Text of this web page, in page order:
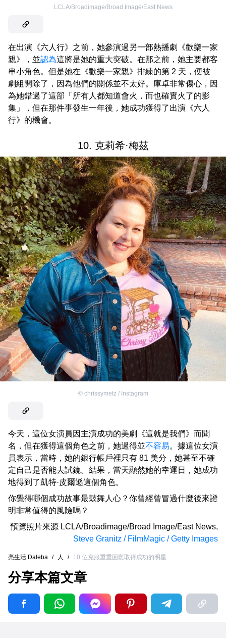
LCLA/Broadimage/Broad Image/East News
在出演《六人行》之前，她參演過另一部熱播劇《歡樂一家
親》，並認為這將是她的重大突破。在那之前，她主要都客
串小角色。但是她在《歡樂一家親》排練的第 2 天，便被
劇組開除了，因為他們的關係並不太好。庫卓非常傷心，因
為她錯過了這部「所有人都知道會火，而也確實火了的影
集」，但在那件事發生一年後，她成功獲得了出演《六人
行》的機會。
10. 克莉希·梅茲
© chrissymetz / Instagram
今天，這位女演員因主演成功的美劇《這就是我們》而聞
名，但在獲得這個角色之前，她過得並不容易。據這位女演
員表示，當時，她的銀行帳戶裡只有 81 美分，她甚至不確
定自己是否能去試鏡。結果，當天顯然她的幸運日，她成功
地得到了凱特·皮爾遜這個角色。
你覺得哪個成功故事最鼓舞人心？你曾經曾冒過什麼後來證
明非常值得的風險嗎？
預覽照片來源 LCLA/Broadimage/Broad Image/East News,
Steve Granitz / FilmMagic / Getty Images
亮生活 Daleba / 人 / 10 位克服重重困難取得成功的明星
分享本篇文章